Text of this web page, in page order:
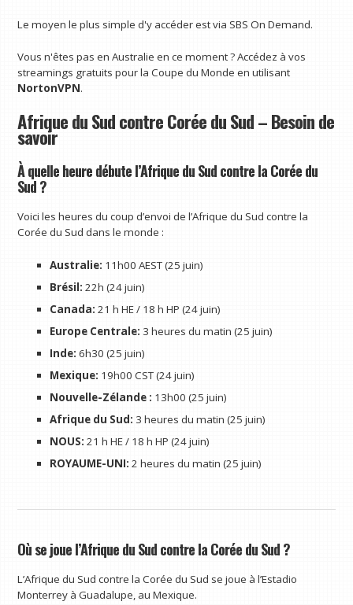
Le moyen le plus simple d'y accéder est via SBS On Demand.
Vous n'êtes pas en Australie en ce moment ? Accédez à vos
streamings gratuits pour la Coupe du Monde en utilisant
NortonVPN.
Afrique du Sud contre Corée du Sud – Besoin de
savoir
À quelle heure débute l’Afrique du Sud contre la Corée du
Sud ?
Voici les heures du coup d’envoi de l’Afrique du Sud contre la
Corée du Sud dans le monde :
Australie: 11h00 AEST (25 juin)
Brésil: 22h (24 juin)
Canada: 21 h HE / 18 h HP (24 juin)
Europe Centrale: 3 heures du matin (25 juin)
Inde: 6h30 (25 juin)
Mexique: 19h00 CST (24 juin)
Nouvelle-Zélande : 13h00 (25 juin)
Afrique du Sud: 3 heures du matin (25 juin)
NOUS: 21 h HE / 18 h HP (24 juin)
ROYAUME-UNI: 2 heures du matin (25 juin)
Où se joue l’Afrique du Sud contre la Corée du Sud ?
L’Afrique du Sud contre la Corée du Sud se joue à l’Estadio
Monterrey à Guadalupe, au Mexique.